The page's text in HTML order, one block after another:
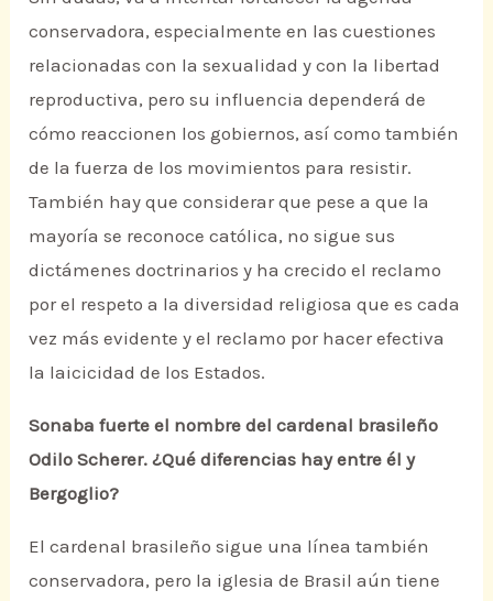
conservadora, especialmente en las cuestiones
relacionadas con la sexualidad y con la libertad
reproductiva, pero su influencia dependerá de
cómo reaccionen los gobiernos, así como también
de la fuerza de los movimientos para resistir.
También hay que considerar que pese a que la
mayoría se reconoce católica, no sigue sus
dictámenes doctrinarios y ha crecido el reclamo
por el respeto a la diversidad religiosa que es cada
vez más evidente y el reclamo por hacer efectiva
la laicicidad de los Estados.
Sonaba fuerte el nombre del cardenal brasileño
Odilo Scherer. ¿Qué diferencias hay entre él y
Bergoglio?
El cardenal brasileño sigue una línea también
conservadora, pero la iglesia de Brasil aún tiene